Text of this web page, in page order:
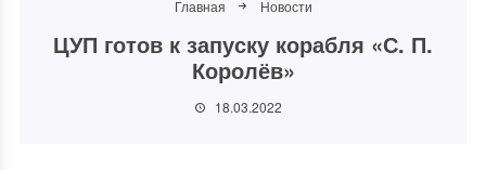
Главная Новости
ЦУП готов к запуску корабля «С. П.
Королёв»
18.03.2022